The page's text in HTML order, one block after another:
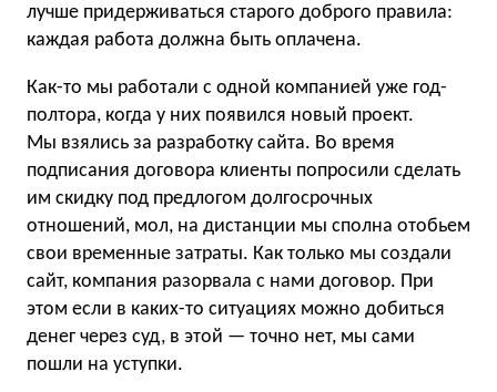
лучше придерживаться старого доброго правила:
каждая работа должна быть оплачена.
Как-то мы работали с одной компанией уже год-
полтора, когда у них появился новый проект.
Мы взялись за разработку сайта. Во время
подписания договора клиенты попросили сделать
им скидку под предлогом долгосрочных
отношений, мол, на дистанции мы сполна отобьем
свои временные затраты. Как только мы создали
сайт, компания разорвала с нами договор. При
этом если в каких-то ситуациях можно добиться
денег через суд, в этой — точно нет, мы сами
пошли на уступки.